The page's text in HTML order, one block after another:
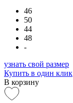
46
50
44
48
-
узнать свой размер
Купить в один клик
В корзину